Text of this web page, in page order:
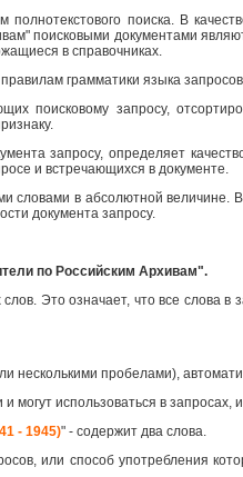
поиска. В
поисковыми документами
в справочниках.
грамматики языка
поисковому запросу,
запросу, определяет
и встречающихся в документе.
словами в абсолютной величине.
документа запросу.
по Российским Архивам".
Это означает, что все слова в
пробелами),
использоваться в запросах,
- 1945)" - содержит два слова.
или способ употребления